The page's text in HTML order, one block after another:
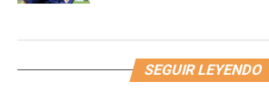
SEGUIR LEYENDO